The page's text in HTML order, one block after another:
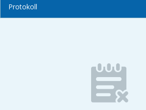
Protokoll